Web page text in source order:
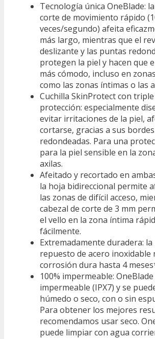
Tecnología única OneBlade:
corte de movimiento rápido
veces/segundo) afeita
más largo, mientras que el
deslizante y las puntas
protegen la piel y hacen que
más cómodo, incluso en
como las zonas íntimas o las
Cuchilla SkinProtect con
protección: especialmente
evitar irritaciones de la piel,
cortarse, gracias a sus
redondeadas. Para una
para la piel sensible en la
axilas.
Afeitado y recortado en
la hoja bidireccional permite
las zonas de difícil acceso,
cabezal de corte de 3 mm
el vello en la zona íntima
fácilmente.
Extremadamente duradera: la
repuesto de acero inoxidable
corrosión dura hasta 4
100% impermeable:
impermeable (IPX7) y se
húmedo o seco, con o sin
Para obtener los mejores
recomendamos usar seco.
puede limpiar con agua